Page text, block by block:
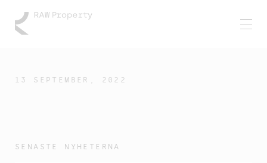
13 SEPTEMBER, 2022
SENASTE NYHETERNA